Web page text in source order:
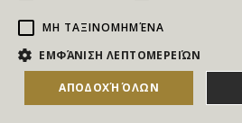
ΜΗ ΤΑΞΙΝΟΜΗΜΈΝΑ
ΕΜΦΆΝΙΣΗ ΛΕΠΤΟΜΕΡΕΙΏΝ
ΑΠΟΔΟΧΉ ΌΛΩΝ